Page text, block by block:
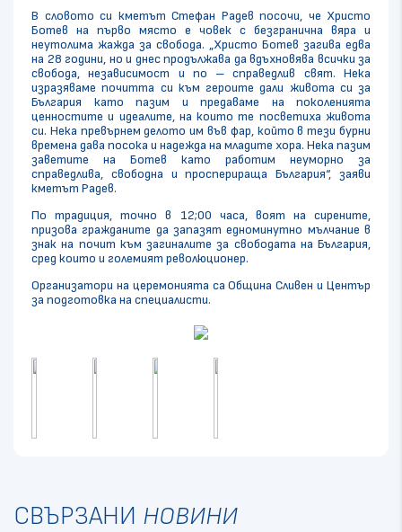
В словото си кметът Стефан Радев посочи, че Христо
Ботев на първо място е човек с безгранична вяра и
неутолима жажда за свобода. „Христо Ботев загива едва
на 28 години, но и днес продължава да вдъхновява всички за
свобода, независимост и по – справедлив свят. Нека
изразяваме почитта си към героите дали живота си за
България като пазим и предаваме на поколенията
ценностите и идеалите, на които те посветиха живота
си. Нека превърнем делото им във фар, който в тези бурни
времена дава посока и надежда на младите хора. Нека пазим
заветите на Ботев като работим неуморно за
справедлива, свободна и просперираща България“, заяви
кметът Радев.
По традиция, точно в 12;00 часа, воят на сирените,
призова гражданите да запазят едноминутно мълчание в
знак на почит към загиналите за свободата на България,
сред които и големият революционер.
Организатори на церемонията са Община Сливен и Център
за подготовка на специалисти.
СВЪРЗАНИ НОВИНИ